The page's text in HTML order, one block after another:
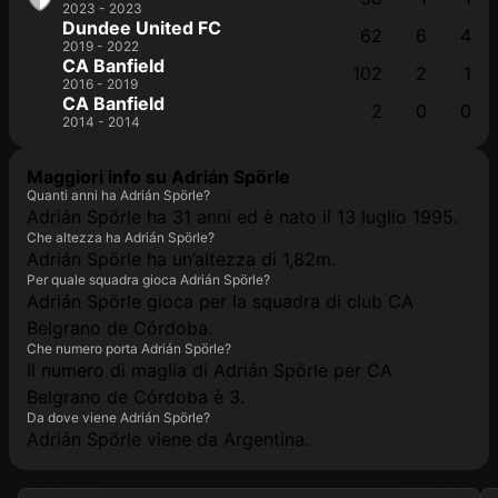
2023 - 2023
Dundee United FC
2019 - 2022 62 6
4
CA Banfield
2016 - 2019 102 2
1
CA Banfield
2014 - 2014 2 0 0
Maggiori info su Adrián Spörle
Quanti anni ha Adrián Spörle?
Adrián Spörle ha 31 anni ed è nato il 13 luglio 1995.
Che altezza ha Adrián Spörle?
Adrián Spörle ha un’altezza di 1,82m.
Per quale squadra gioca Adrián Spörle?
Adrián Spörle gioca per la squadra di club CA
Belgrano de Córdoba.
Che numero porta Adrián Spörle?
Il numero di maglia di Adrián Spörle per CA
Belgrano de Córdoba è 3.
Da dove viene Adrián Spörle?
Adrián Spörle viene da Argentina.